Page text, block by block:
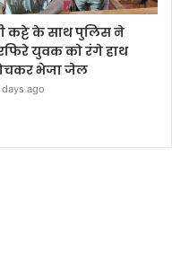
कट्टे के साथ पुलिस ने
युवक को रंगे हाथ
भेजा जेल
days ago